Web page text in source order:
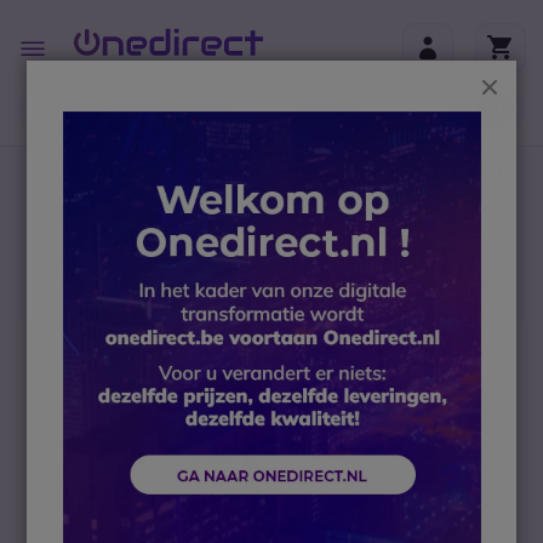
Toggle
Nav
btw)
Portofoons
Portofoons met vergunning
Atex Portofoons met Vergunning
Kenwood NX-330EXE
Ga naar het einde van de afbeeldingen-gallerij